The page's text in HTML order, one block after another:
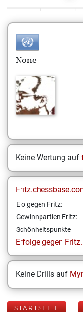
None
Keine Wertung auf
Elo gegen Fritz:
Gewinnpartien Fritz:
Schönheitspunkte
Erfolge gegen
Keine Drills auf
STARTSEITE